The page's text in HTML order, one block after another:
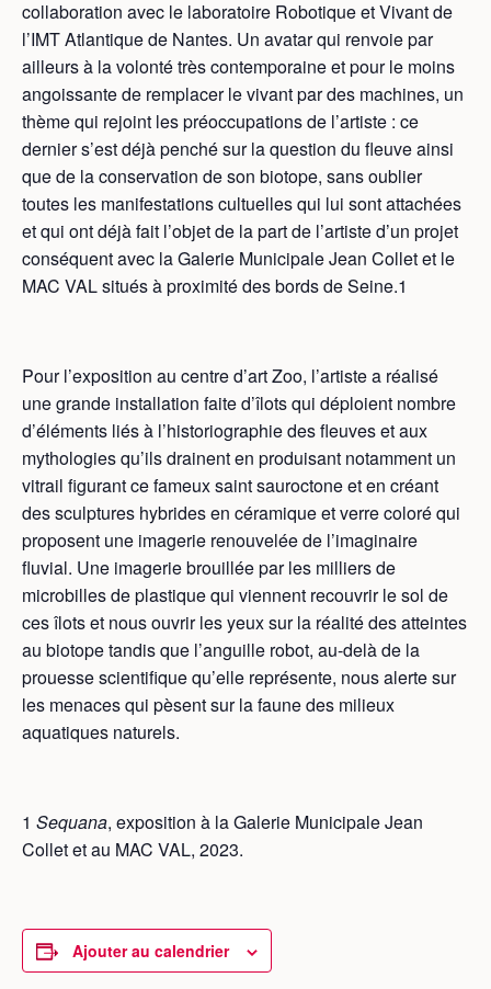
collaboration avec le laboratoire Robotique et Vivant de
l’IMT Atlantique de Nantes. Un avatar qui renvoie par
ailleurs à la volonté très contemporaine et pour le moins
angoissante de remplacer le vivant par des machines, un
thème qui rejoint les préoccupations de l’artiste : ce
dernier s’est déjà penché sur la question du fleuve ainsi
que de la conservation de son biotope, sans oublier
toutes les manifestations cultuelles qui lui sont attachées
et qui ont déjà fait l’objet de la part de l’artiste d’un projet
conséquent avec la Galerie Municipale Jean Collet et le
MAC VAL situés à proximité des bords de Seine.1
Pour l’exposition au centre d’art Zoo, l’artiste a réalisé
une grande installation faite d’îlots qui déploient nombre
d’éléments liés à l’historiographie des fleuves et aux
mythologies qu’ils drainent en produisant notamment un
vitrail figurant ce fameux saint sauroctone et en créant
des sculptures hybrides en céramique et verre coloré qui
proposent une imagerie renouvelée de l’imaginaire
fluvial. Une imagerie brouillée par les milliers de
microbilles de plastique qui viennent recouvrir le sol de
ces îlots et nous ouvrir les yeux sur la réalité des atteintes
au biotope tandis que l’anguille robot, au-delà de la
prouesse scientifique qu’elle représente, nous alerte sur
les menaces qui pèsent sur la faune des milieux
aquatiques naturels.
1 Sequana, exposition à la Galerie Municipale Jean
Collet et au MAC VAL, 2023.
Ajouter au calendrier